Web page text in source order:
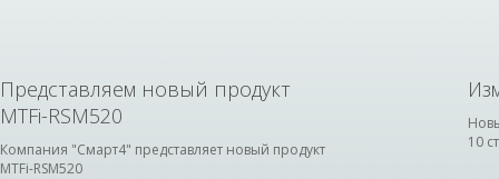
Представляем новый продукт
MTFi-RSM520
Компания "Смарт4" представляет новый продукт
MTFi-RSM520
10